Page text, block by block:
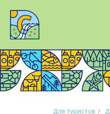
Для туристов /